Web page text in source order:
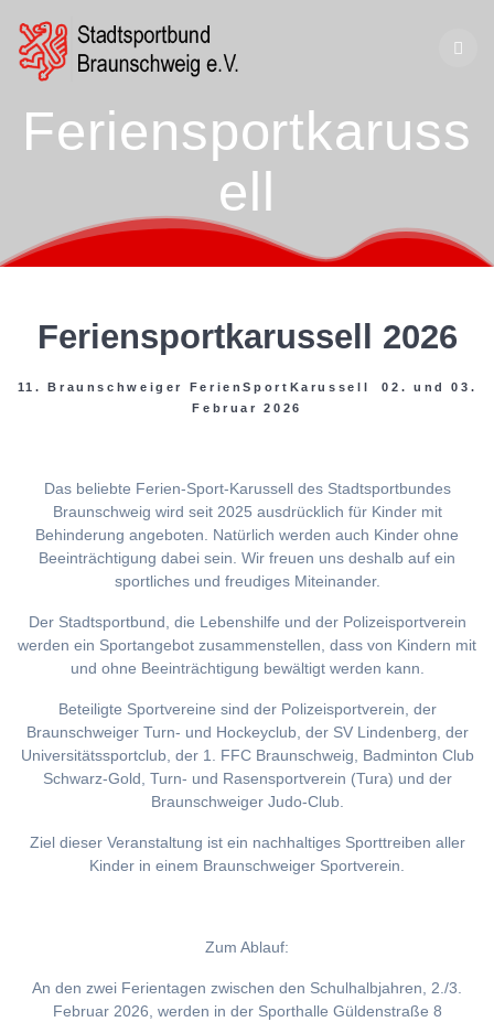
Feriensportkaruss
ell
Feriensportkarussell 2026
11. Braunschweiger FerienSportKarussell 02. und 03.
Februar 2026
Das beliebte Ferien-Sport-Karussell des Stadtsportbundes
Braunschweig wird seit 2025 ausdrücklich für Kinder mit
Behinderung angeboten. Natürlich werden auch Kinder ohne
Beeinträchtigung dabei sein. Wir freuen uns deshalb auf ein
sportliches und freudiges Miteinander.
Der Stadtsportbund, die Lebenshilfe und der Polizeisportverein
werden ein Sportangebot zusammenstellen, dass von Kindern mit
und ohne Beeinträchtigung bewältigt werden kann.
Beteiligte Sportvereine sind der Polizeisportverein, der
Braunschweiger Turn- und Hockeyclub, der SV Lindenberg, der
Universitätssportclub, der 1. FFC Braunschweig, Badminton Club
Schwarz-Gold, Turn- und Rasensportverein (Tura) und der
Braunschweiger Judo-Club.
Ziel dieser Veranstaltung ist ein nachhaltiges Sporttreiben aller
Kinder in einem Braunschweiger Sportverein.
Zum Ablauf:
An den zwei Ferientagen zwischen den Schulhalbjahren, 2./3.
Februar 2026, werden in der Sporthalle Güldenstraße 8